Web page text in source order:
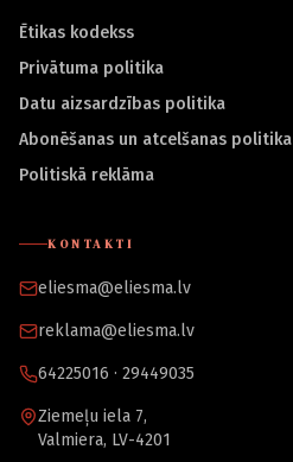
Ētikas kodekss
Privātuma politika
Datu aizsardzības politika
Abonēšanas un atcelšanas politika
Politiskā reklāma
KONTAKTI
eliesma@eliesma.lv
reklama@eliesma.lv
64225016 · 29449035
Ziemeļu iela 7,
Valmiera, LV-4201